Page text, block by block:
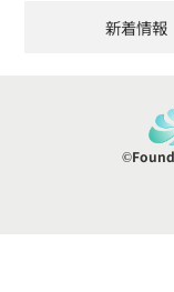
新着情報